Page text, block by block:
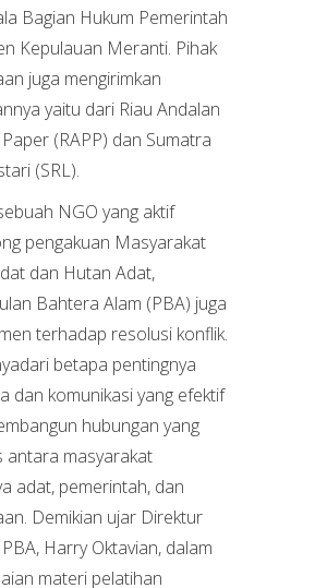
Bagian Hukum Pemerintah
Kepulauan Meranti. Pihak
juga mengirimkan
yaitu dari Riau Andalan
(RAPP) dan Sumatra
(SRL).
NGO yang aktif
pengakuan Masyarakat
dan Hutan Adat,
Bahtera Alam (PBA) juga
terhadap resolusi konflik.
betapa pentingnya
dan komunikasi yang efektif
hubungan yang
antara masyarakat
adat, pemerintah, dan
Demikian ujar Direktur
Harry Oktavian, dalam
materi pelatihan